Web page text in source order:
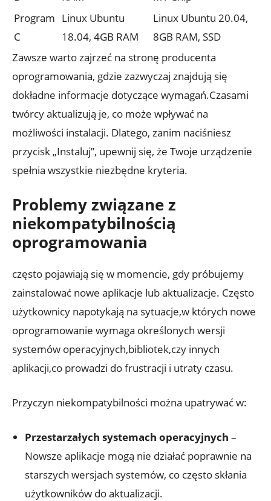
Program
C
Linux Ubuntu
18.04, 4GB RAM
Linux Ubuntu 20.04,
8GB RAM, SSD
Zawsze warto zajrzeć na stronę producenta
oprogramowania, gdzie zazwyczaj znajdują się
dokładne informacje dotyczące wymagań.Czasami
twórcy aktualizują je, co może wpływać na
możliwości instalacji. Dlatego, zanim naciśniesz
przycisk „Instaluj”, upewnij się, że Twoje urządzenie
spełnia wszystkie niezbędne kryteria.
Problemy związane z
niekompatybilnością
oprogramowania
często pojawiają się w momencie, gdy próbujemy
zainstalować nowe aplikacje lub aktualizacje. Często
użytkownicy napotykają na sytuacje,w których nowe
oprogramowanie wymaga określonych wersji
systemów operacyjnych,bibliotek,czy innych
aplikacji,co prowadzi do frustracji i utraty czasu.
Przyczyn niekompatybilności można upatrywać w:
Przestarzałych systemach operacyjnych –
Nowsze aplikacje mogą nie działać poprawnie na
starszych wersjach systemów, co często skłania
użytkowników do aktualizacji.